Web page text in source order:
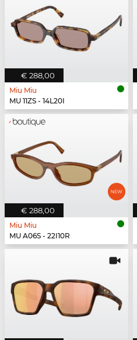
€ 288,00
Miu Miu
MU 11ZS - 14L20I
€ 288,00
Miu Miu
MU A06S - 22I10R